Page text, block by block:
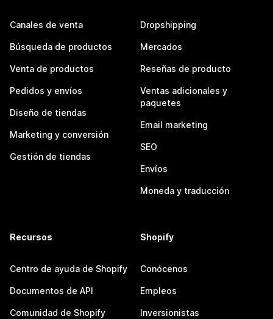
Canales de venta
Búsqueda de productos
Venta de productos
Pedidos y envíos
Diseño de tiendas
Marketing y conversión
Gestión de tiendas
Dropshipping
Mercados
Reseñas de producto
Ventas adicionales y
paquetes
Email marketing
SEO
Envíos
Moneda y traducción
Recursos
Centro de ayuda de Shopify
Documentos de API
Comunidad de Shopify
Shopify
Conócenos
Empleos
Inversionistas